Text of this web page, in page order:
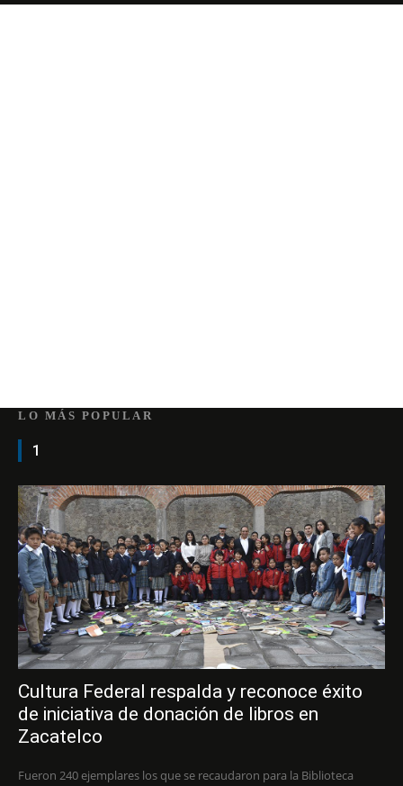
LO MÁS POPULAR
1
Cultura Federal respalda y reconoce éxito
de iniciativa de donación de libros en
Zacatelco
Fueron 240 ejemplares los que se recaudaron para la Biblioteca